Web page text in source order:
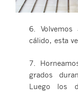
6.
cálido, esta
7.
grados
Luego los